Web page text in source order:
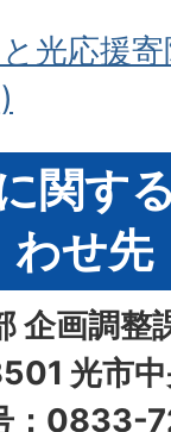
光応援
関す
わせ先
企画調整
光市中
：0833-